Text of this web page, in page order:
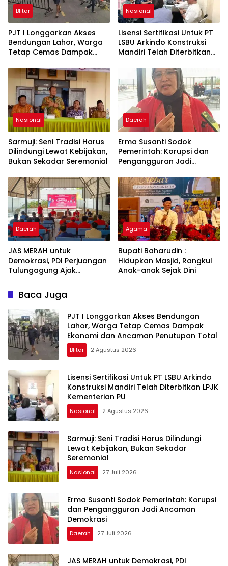
Blitar
PJT I Longgarkan Akses
Bendungan Lahor, Warga
Tetap Cemas Dampak
Penutupan Total
Nasional
Lisensi Sertifikasi Untuk PT
LSBU Arkindo Konstruksi
Mandiri Telah Diterbitkan
Nasional
Sarmuji: Seni Tradisi Harus
Dilindungi Lewat Kebijakan,
Bukan Sekadar Seremonial
Daerah
Erma Susanti Sodok
Pemerintah: Korupsi dan
Pengangguran Jadi
Daerah
JAS MERAH untuk
Demokrasi, PDI Perjuangan
Tulungagung Ajak
Lupakan Kudatuli
Agama
Bupati Baharudin :
Hidupkan Masjid, Rangkul
Anak-anak Sejak Dini
Baca Juga
PJT I Longgarkan Akses Bendungan
Lahor, Warga Tetap Cemas Dampak
Ekonomi dan Ancaman Penutupan Total
Blitar 2 Agustus 2026
Lisensi Sertifikasi Untuk PT LSBU Arkindo
Konstruksi Mandiri Telah Diterbitkan LPJK
Kementerian PU
Nasional 2 Agustus 2026
Sarmuji: Seni Tradisi Harus Dilindungi
Lewat Kebijakan, Bukan Sekadar
Seremonial
Nasional 27 Juli 2026
Erma Susanti Sodok Pemerintah: Korupsi
dan Pengangguran Jadi Ancaman
Demokrasi
Daerah 27 Juli 2026
JAS MERAH untuk Demokrasi, PDI